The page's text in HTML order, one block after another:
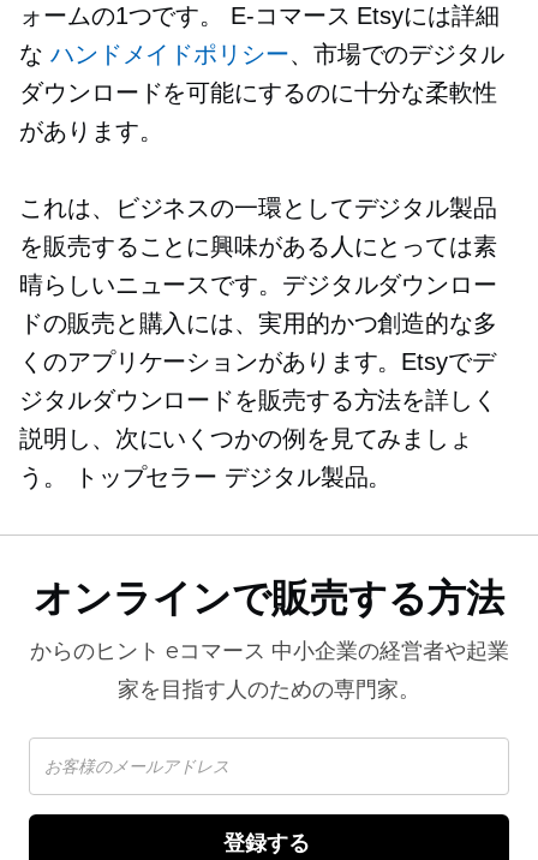
ォームの1つです。 E-コマース Etsyには詳細
な ハンドメイドポリシー、市場でのデジタル
ダウンロードを可能にするのに十分な柔軟性
があります。
これは、ビジネスの一環としてデジタル製品
を販売することに興味がある人にとっては素
晴らしいニュースです。デジタルダウンロー
ドの販売と購入には、実用的かつ創造的な多
くのアプリケーションがあります。Etsyでデ
ジタルダウンロードを販売する方法を詳しく
説明し、次にいくつかの例を見てみましょ
う。
トップセラー デジタル製品。
オンラインで販売する方法
からのヒント eコマース 中小企業の経営者や起業
家を目指す人のための専門家。